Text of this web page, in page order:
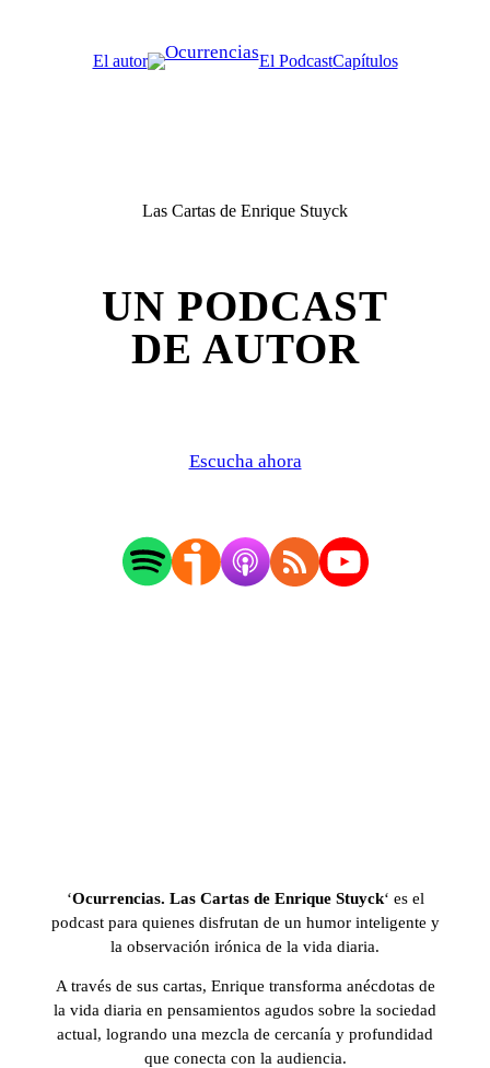
El autor El PodcastCapítulos
Las Cartas de Enrique Stuyck
UN PODCAST
DE AUTOR
Escucha ahora
‘Ocurrencias. Las Cartas de Enrique Stuyck‘ es el
podcast para quienes disfrutan de un humor inteligente y
la observación irónica de la vida diaria.
A través de sus cartas, Enrique transforma anécdotas de
la vida diaria en pensamientos agudos sobre la sociedad
actual, logrando una mezcla de cercanía y profundidad
que conecta con la audiencia.